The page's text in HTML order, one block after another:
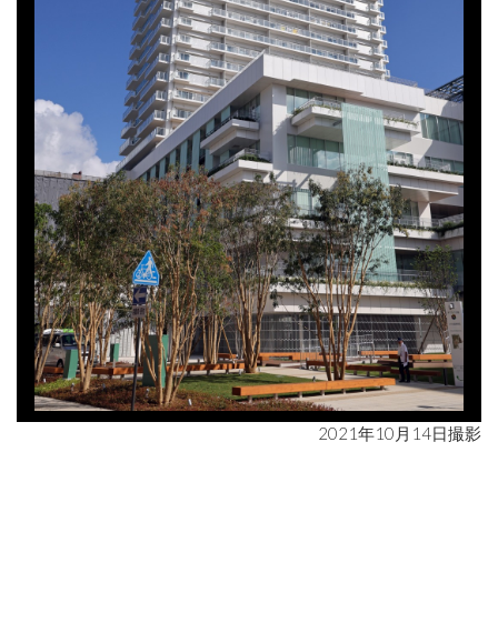
2021年10月14日撮影